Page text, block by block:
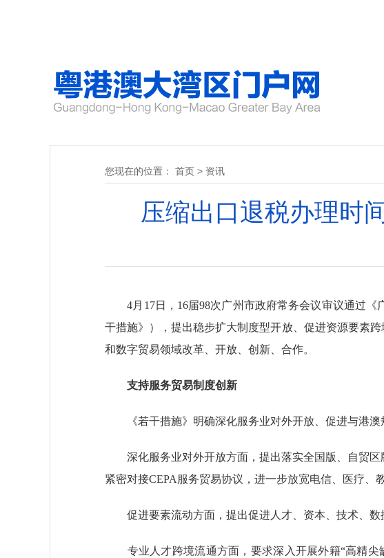
您现在的位置： 首页 > 资讯
压缩出口退税办理时
4月17日，16届98次广州市政府常务会议审议通过《
干措施》），提出稳步扩大制度型开放、促进资源要素
和数字贸易领域改革、开放、创新、合作。
支持服务贸易制度创新
《若干措施》明确深化服务业对外开放、促进与港澳
深化服务业对外开放方面，提出落实全国版、自贸区
紧密对接CEPA服务贸易协议，进一步放宽电信、医疗、
促进要素流动方面，提出促进人才、资本、技术、数
专业人才跨境流通方面，要求深入开展外籍“高精尖